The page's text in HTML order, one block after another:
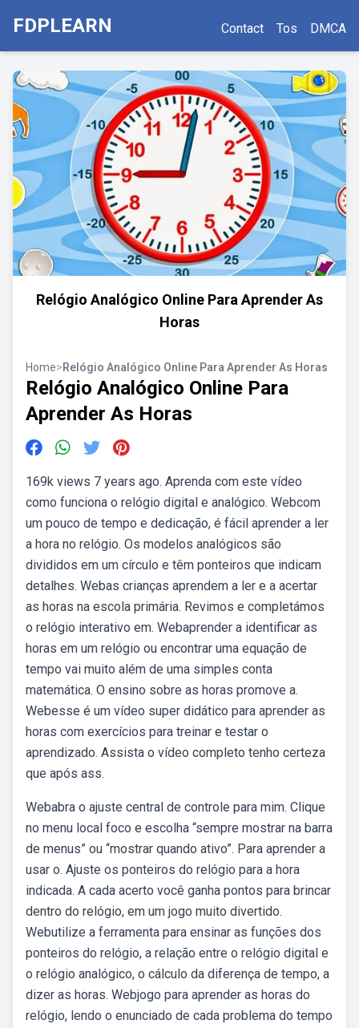
FDPLEARN Contact Tos DMCA
Relógio Analógico Online Para Aprender As
Horas
Home>Relógio Analógico Online Para Aprender As Horas
Relógio Analógico Online Para
Aprender As Horas
169k views 7 years ago. Aprenda com este vídeo
como funciona o relógio digital e analógico. Webcom
um pouco de tempo e dedicação, é fácil aprender a ler
a hora no relógio. Os modelos analógicos são
divididos em um círculo e têm ponteiros que indicam
detalhes. Webas crianças aprendem a ler e a acertar
as horas na escola primária. Revimos e completámos
o relógio interativo em. Webaprender a identificar as
horas em um relógio ou encontrar uma equação de
tempo vai muito além de uma simples conta
matemática. O ensino sobre as horas promove a.
Webesse é um vídeo super didático para aprender as
horas com exercícios para treinar e testar o
aprendizado. Assista o vídeo completo tenho certeza
que após ass.
Webabra o ajuste central de controle para mim. Clique
no menu local foco e escolha “sempre mostrar na barra
de menus” ou “mostrar quando ativo”. Para aprender a
usar o. Ajuste os ponteiros do relógio para a hora
indicada. A cada acerto você ganha pontos para brincar
dentro do relógio, em um jogo muito divertido.
Webutilize a ferramenta para ensinar as funções dos
ponteiros do relógio, a relação entre o relógio digital e
o relógio analógico, o cálculo da diferença de tempo, a
dizer as horas. Webjogo para aprender as horas do
relógio, lendo o enunciado de cada problema do tempo